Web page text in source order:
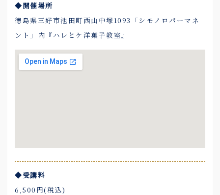
◆開催場所
徳島県三好市池田町西山中塚1093「シモノロパーマネ
ント」内『ハレとケ洋菓子教室』
◆受講料
6,500円(税込)